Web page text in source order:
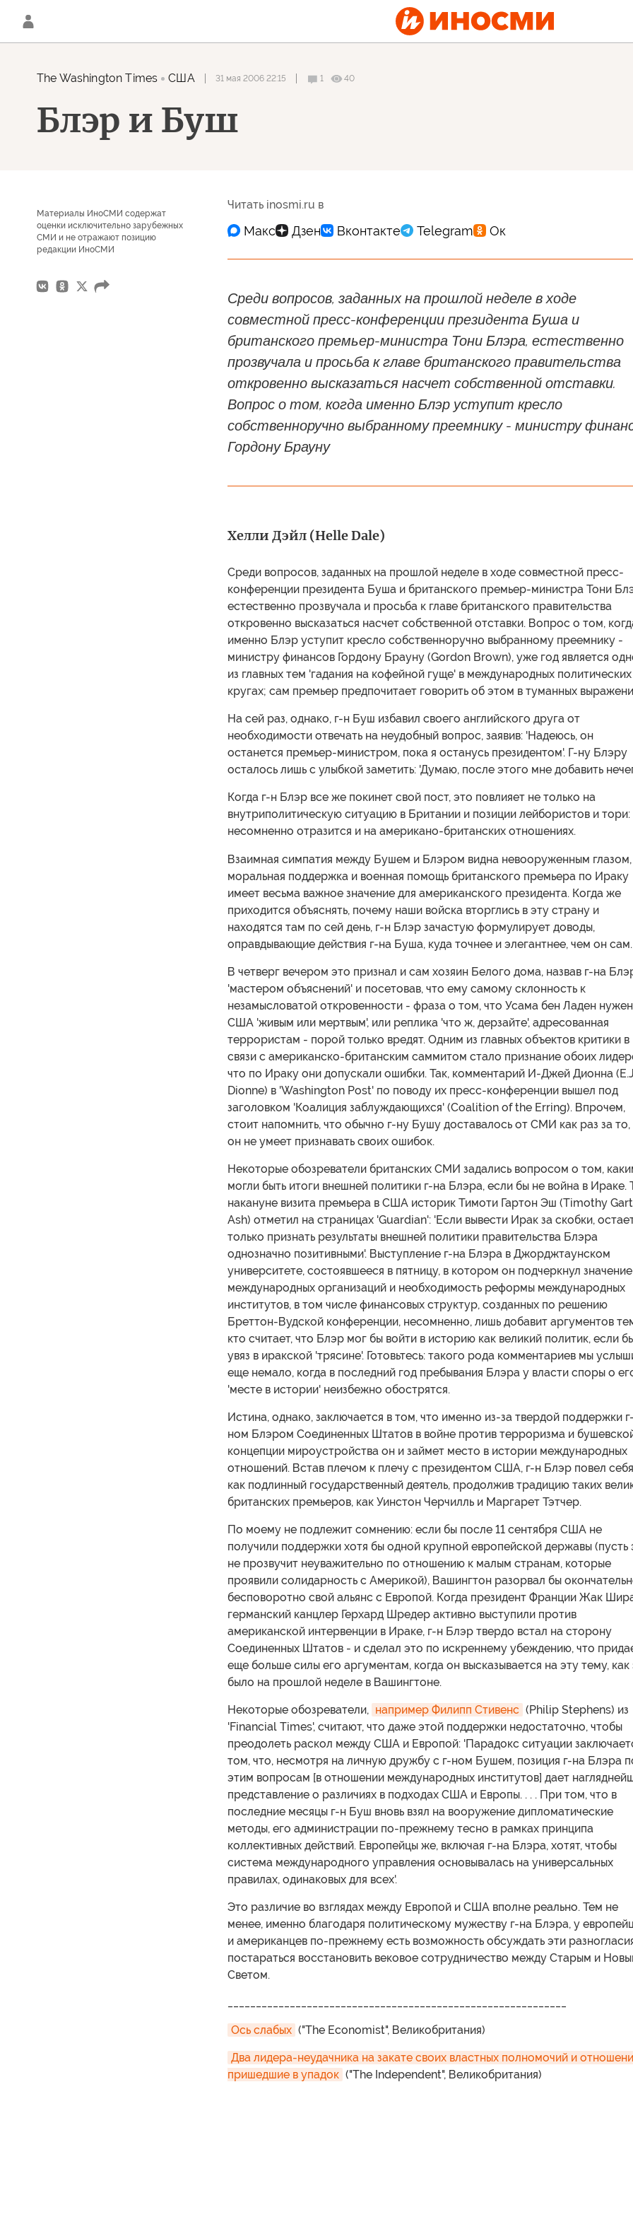
The Washington Times США 31 мая 2006 22:15 1 40
Блэр и Буш
Материалы ИноСМИ содержат
оценки исключительно зарубежных
СМИ и не отражают позицию
редакции ИноСМИ
Читать inosmi.ru в
Среди вопросов, заданных на прошлой неделе в ходе
совместной пресс-конференции президента Буша и
британского премьер-министра Тони Блэра, естественно
прозвучала и просьба к главе британского правительства
откровенно высказаться насчет собственной отставки.
Вопрос о том, когда именно Блэр уступит кресло
собственноручно выбранному преемнику - министру
Гордону Брауну
Хелли Дэйл (Helle Dale)
Среди вопросов, заданных на прошлой неделе в ходе совместной пресс-
конференции президента Буша и британского премьер-министра Тони
естественно прозвучала и просьба к главе британского правительства
откровенно высказаться насчет собственной отставки. Вопрос о том,
именно Блэр уступит кресло собственноручно выбранному преемнику -
министру финансов Гордону Брауну (Gordon Brown), уже год является
из главных тем 'гадания на кофейной гуще' в международных политических
кругах; сам премьер предпочитает говорить об этом в туманных
На сей раз, однако, г-н Буш избавил своего английского друга от
необходимости отвечать на неудобный вопрос, заявив: 'Надеюсь, он
останется премьер-министром, пока я останусь президентом'. Г-ну Блэру
осталось лишь с улыбкой заметить: 'Думаю, после этого мне добавить
Когда г-н Блэр все же покинет свой пост, это повлияет не только на
внутриполитическую ситуацию в Британии и позиции лейбористов и тори:
несомненно отразится и на американо-британских отношениях.
Взаимная симпатия между Бушем и Блэром видна невооруженным
моральная поддержка и военная помощь британского премьера по Ираку
имеет весьма важное значение для американского президента. Когда же
приходится объяснять, почему наши войска вторглись в эту страну и
находятся там по сей день, г-н Блэр зачастую формулирует доводы,
оправдывающие действия г-на Буша, куда точнее и элегантнее, чем он сам.
В четверг вечером это признал и сам хозяин Белого дома, назвав г-на
'мастером объяснений' и посетовав, что ему самому склонность к
незамысловатой откровенности - фраза о том, что Усама бен Ладен нужен
США 'живым или мертвым', или реплика 'что ж, дерзайте', адресованная
террористам - порой только вредят. Одним из главных объектов критики в
связи с американско-британским саммитом стало признание обоих
что по Ираку они допускали ошибки. Так, комментарий И-Джей Дионна
Dionne) в 'Washington Post' по поводу их пресс-конференции вышел под
заголовком 'Коалиция заблуждающихся' (Coalition of the Erring). Впрочем,
стоит напомнить, что обычно г-ну Бушу доставалось от СМИ как раз за то,
он не умеет признавать своих ошибок.
Некоторые обозреватели британских СМИ задались вопросом о том,
могли быть итоги внешней политики г-на Блэра, если бы не война в Ираке.
накануне визита премьера в США историк Тимоти Гартон Эш (Timothy
Ash) отметил на страницах 'Guardian': 'Если вывести Ирак за скобки,
только признать результаты внешней политики правительства Блэра
однозначно позитивными'. Выступление г-на Блэра в Джорджтаунском
университете, состоявшееся в пятницу, в котором он подчеркнул значение
международных организаций и необходимость реформы международных
институтов, в том числе финансовых структур, созданных по решению
Бреттон-Вудской конференции, несомненно, лишь добавит аргументов
кто считает, что Блэр мог бы войти в историю как великий политик, если
увяз в иракской 'трясине'. Готовьтесь: такого рода комментариев мы
еще немало, когда в последний год пребывания Блэра у власти споры о
'месте в истории' неизбежно обострятся.
Истина, однако, заключается в том, что именно из-за твердой поддержки г-
ном Блэром Соединенных Штатов в войне против терроризма и
концепции мироустройства он и займет место в истории международных
отношений. Встав плечом к плечу с президентом США, г-н Блэр повел себя
как подлинный государственный деятель, продолжив традицию таких
британских премьеров, как Уинстон Черчилль и Маргарет Тэтчер.
По моему не подлежит сомнению: если бы после 11 сентября США не
получили поддержки хотя бы одной крупной европейской державы (пусть
не прозвучит неуважительно по отношению к малым странам, которые
проявили солидарность с Америкой), Вашингтон разорвал бы
бесповоротно свой альянс с Европой. Когда президент Франции Жак
германский канцлер Герхард Шредер активно выступили против
американской интервенции в Ираке, г-н Блэр твердо встал на сторону
Соединенных Штатов - и сделал это по искреннему убеждению, что
еще больше силы его аргументам, когда он высказывается на эту тему, как
было на прошлой неделе в Вашингтоне.
Некоторые обозреватели, например Филипп Стивенс (Philip Stephens) из
'Financial Times', считают, что даже этой поддержки недостаточно, чтобы
преодолеть раскол между США и Европой: 'Парадокс ситуации
том, что, несмотря на личную дружбу с г-ном Бушем, позиция г-на Блэра
этим вопросам [в отношении международных институтов] дает
представление о различиях в подходах США и Европы. . . . При том, что в
последние месяцы г-н Буш вновь взял на вооружение дипломатические
методы, его администрации по-прежнему тесно в рамках принципа
коллективных действий. Европейцы же, включая г-на Блэра, хотят, чтобы
система международного управления основывалась на универсальных
правилах, одинаковых для всех'.
Это различие во взглядах между Европой и США вполне реально. Тем не
менее, именно благодаря политическому мужеству г-на Блэра, у
и американцев по-прежнему есть возможность обсуждать эти
постараться восстановить вековое сотрудничество между Старым и
Светом.
Ось слабых ("The Economist", Великобритания)
Два лидера-неудачника на закате своих властных полномочий и
пришедшие в упадок ("The Independent", Великобритания)